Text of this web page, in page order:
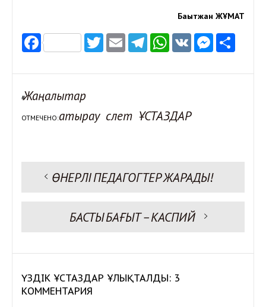
Бақытжан ЖҰМАТ
FacebookTwitter
EmailTelegram
WhatsApp
VK
#Жаңалықтар
ОТМЕЧЕНО:атырау слет ҰСТАЗДАР
Навигация
записям
Предыдущая запись:
ӨНЕРЛІ ПЕДАГОГТЕР ЖАРАДЫ!
Следующая запись:
БАСТЫ БАҒЫТ – КАСПИЙ
ҮЗДІК ҰСТАЗДАР ҰЛЫҚТАЛДЫ: 3
КОММЕНТАРИЯ